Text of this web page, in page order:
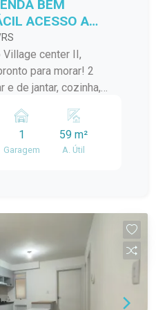
BEM
ACESSO A
Village center II,
para morar! 2
de jantar, cozinha,
dia a dia!
1
Garagem
59 m²
A. Útil